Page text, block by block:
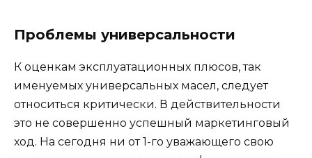
Проблемы универсальности
К оценкам эксплуатационных плюсов, так
именуемых универсальных масел, следует
относиться критически. В действительности
это не совершенно успешный маркетинговый
ход. На сегодня ни от 1-го уважающего свою